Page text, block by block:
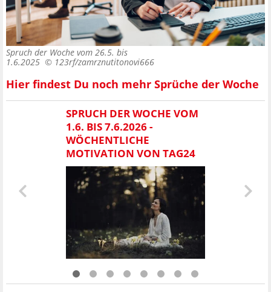
Spruch der Woche vom 26.5. bis
1.6.2025 © 123rf/zamrznutitonovi666
Hier findest Du noch mehr Sprüche der Woche
SPRUCH DER WOCHE VOM
1.6. BIS 7.6.2026 -
WÖCHENTLICHE
MOTIVATION VON TAG24